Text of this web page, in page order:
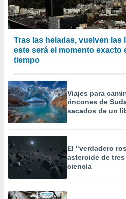
Tras las heladas, vuelven las
este será el momento exacto
tiempo
Viajes para
rincones de
sacados de un
El "verdadero
asteroide de
ciencia